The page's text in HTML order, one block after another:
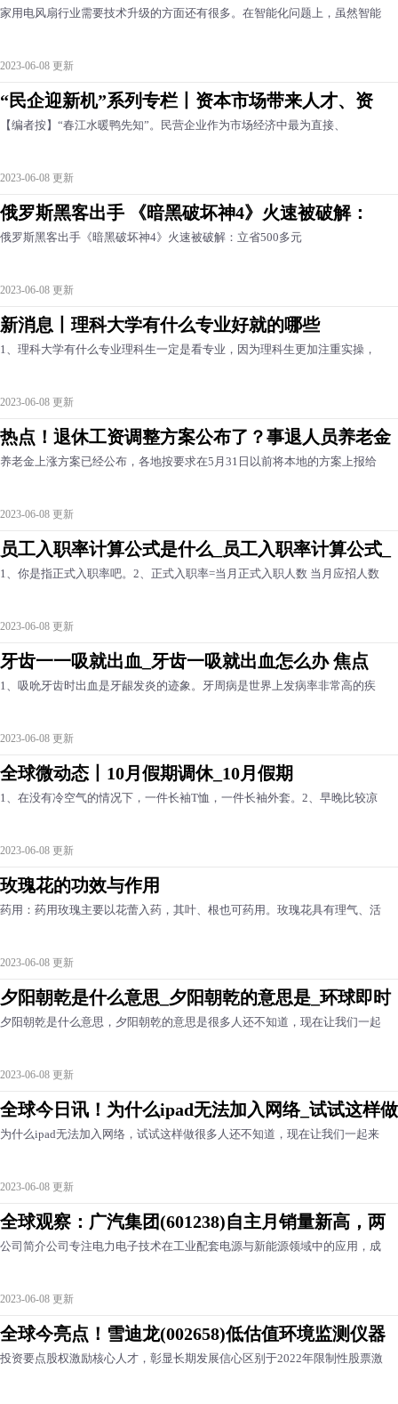
家用电风扇行业需要技术升级的方面还有很多。在智能化问题上，虽然智能
2023-06-08 更新
“民企迎新机”系列专栏丨资本市场带来人才、资
【编者按】“春江水暖鸭先知”。民营企业作为市场经济中最为直接、
2023-06-08 更新
俄罗斯黑客出手 《暗黑破坏神4》火速被破解：
俄罗斯黑客出手《暗黑破坏神4》火速被破解：立省500多元
2023-06-08 更新
新消息丨理科大学有什么专业好就的哪些
1、理科大学有什么专业理科生一定是看专业，因为理科生更加注重实操，
2023-06-08 更新
热点！退休工资调整方案公布了？事退人员养老金
养老金上涨方案已经公布，各地按要求在5月31日以前将本地的方案上报给
2023-06-08 更新
员工入职率计算公式是什么_员工入职率计算公式_
1、你是指正式入职率吧。2、正式入职率=当月正式入职人数 当月应招人数
2023-06-08 更新
牙齿一一吸就出血_牙齿一吸就出血怎么办 焦点
1、吸吮牙齿时出血是牙龈发炎的迹象。牙周病是世界上发病率非常高的疾
2023-06-08 更新
全球微动态丨10月假期调休_10月假期
1、在没有冷空气的情况下，一件长袖T恤，一件长袖外套。2、早晚比较凉
2023-06-08 更新
玫瑰花的功效与作用
药用：药用玫瑰主要以花蕾入药，其叶、根也可药用。玫瑰花具有理气、活
2023-06-08 更新
夕阳朝乾是什么意思_夕阳朝乾的意思是_环球即时
夕阳朝乾是什么意思，夕阳朝乾的意思是很多人还不知道，现在让我们一起
2023-06-08 更新
全球今日讯！为什么ipad无法加入网络_试试这样做
为什么ipad无法加入网络，试试这样做很多人还不知道，现在让我们一起来
2023-06-08 更新
全球观察：广汽集团(601238)自主月销量新高，两
公司简介公司专注电力电子技术在工业配套电源与新能源领域中的应用，成
2023-06-08 更新
全球今亮点！雪迪龙(002658)低估值环境监测仪器
投资要点股权激励核心人才，彰显长期发展信心区别于2022年限制性股票激